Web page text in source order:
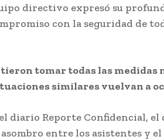
directivo expresó su
con la seguridad de
tomar todas las medidas
similares vuelvan a
diario Reporte Confidencial, el
entre los asistentes y